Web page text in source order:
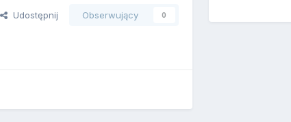
Udostępnij Obserwujący 0